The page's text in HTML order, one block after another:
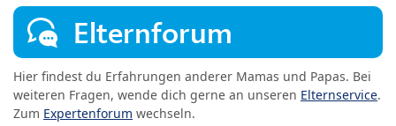
Elternforum
Hier findest du Erfahrungen anderer Mamas und Papas. Bei
weiteren Fragen, wende dich gerne an unseren Elternservice.
Zum Expertenforum wechseln.